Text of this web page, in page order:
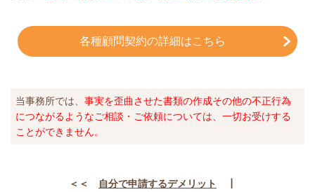
各種顧問契約の詳細はこちら
当事務所では、 事実を歪曲させた書類の作成その他の不正行為
につながるようなご相談・ご依頼については、一切お受けする
ことができません。
＜＜ 自分で申請するデメリット